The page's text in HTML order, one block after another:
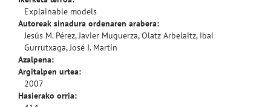
Explainable models
Autoreak sinadura ordenaren arabera:
Jesús M. Pérez, Javier Muguerza, Olatz Arbelaitz, Ibai
Gurrutxaga, José I. Martín
Azalpena:
Argitalpen urtea:
2007
Hasierako orria: